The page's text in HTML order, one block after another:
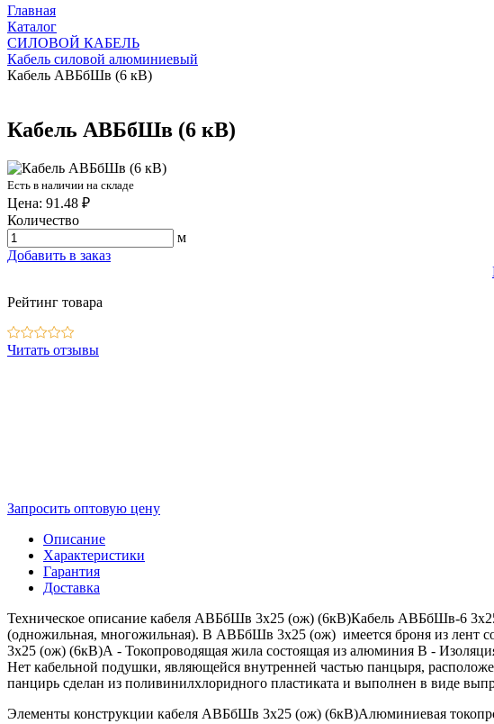
Главная
Каталог
СИЛОВОЙ КАБЕЛЬ
Кабель силовой алюминиевый
Кабель АВБбШв (6 кВ)
Кабель АВБбШв (6 кВ)
Есть в наличии на складе
Цена: 91.48 ₽
Количество
м
Добавить в заказ
Рейтинг товара
Читать отзывы
Запросить оптовую цену
Описание
Характеристики
Гарантия
Доставка
Техническое описание кабеля АВБбШв 3х25 (ож) (6кВ)Кабель АВБбШв-6
(одножильная, многожильная). В АВБбШв 3х25 (ож) имеется броня из лент
3х25 (ож) (6кВ)А - Токопроводящая жила состоящая из алюминия В -
Нет кабельной подушки, являющейся внутренней частью панцыря,
панцирь сделан из поливинилхлоридного пластиката и выполнен в виде
Элементы конструкции кабеля АВБбШв 3х25 (ож) (6кВ)Алюминиевая